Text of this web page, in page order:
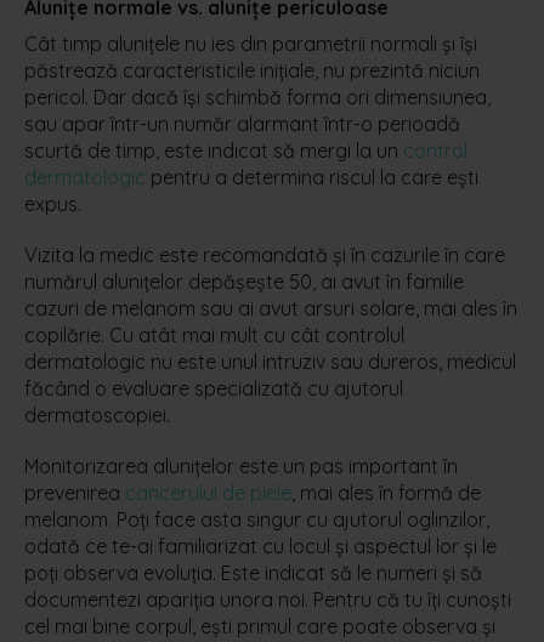
Alunițe normale vs. alunițe periculoase
Cât timp alunițele nu ies din parametrii normali și își
păstrează caracteristicile inițiale, nu prezintă niciun
pericol. Dar dacă își schimbă forma ori dimensiunea,
sau apar într-un număr alarmant într-o perioadă
scurtă de timp, este indicat să mergi la un control
dermatologic pentru a determina riscul la care ești
expus.
Vizita la medic este recomandată și în cazurile în care
numărul alunițelor depășește 50, ai avut în familie
cazuri de melanom sau ai avut arsuri solare, mai ales în
copilărie. Cu atât mai mult cu cât controlul
dermatologic nu este unul intruziv sau dureros, medicul
făcând o evaluare specializată cu ajutorul
dermatoscopiei.
Monitorizarea alunițelor este un pas important în
prevenirea cancerului de piele, mai ales în formă de
melanom. Poți face asta singur cu ajutorul oglinzilor,
odată ce te-ai familiarizat cu locul și aspectul lor și le
poți observa evoluția. Este indicat să le numeri și să
documentezi apariția unora noi. Pentru că tu îți cunoști
cel mai bine corpul, ești primul care poate observa și